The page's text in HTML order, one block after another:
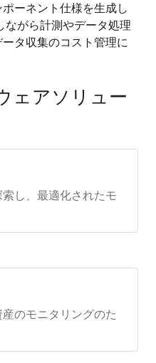
ーネント仕様を生成し
ながら計測やデータ処理
タ収集のコスト管理に
ェアソリュー
し、最適化されたモ
のモニタリングのた